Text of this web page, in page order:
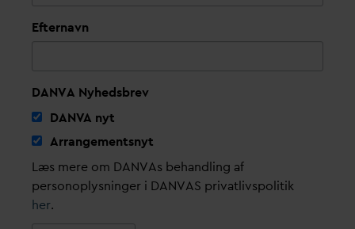
Efternavn
DANVA Nyhedsbrev
DANVA nyt
Arrangementsnyt
Læs mere om DANVAs behandling af
personoplysninger i DANVAS privatlivspolitik
her.